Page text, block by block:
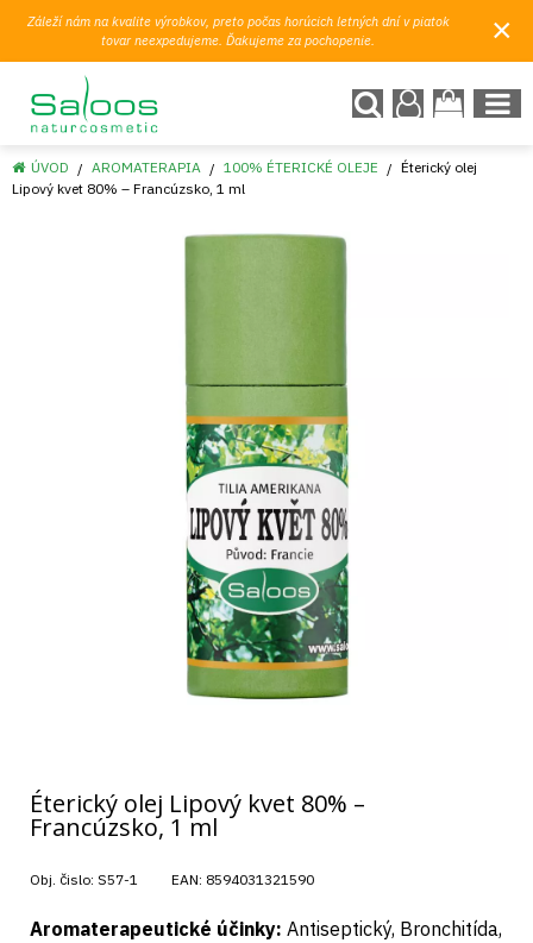
Záleží nám na kvalite výrobkov, preto počas horúcich letných dní v piatok
tovar neexpedujeme. Ďakujeme za pochopenie.
×
ÚVOD AROMATERAPIA 100% ÉTERICKÉ OLEJE
Éterický olej
Lipový kvet 80% – Francúzsko, 1 ml
Éterický olej Lipový kvet 80% –
Francúzsko, 1 ml
Obj. čislo: S57-1 EAN: 8594031321590
Aromaterapeutické účinky: Antiseptický, Bronchitída,